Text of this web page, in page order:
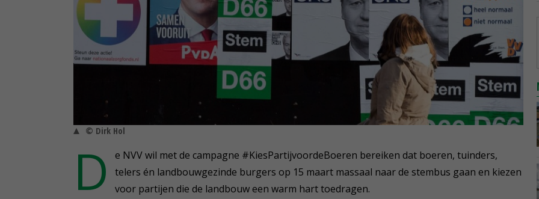
© Dirk Hol
D
e NVV wil met de campagne #KiesPartijvoordeBoeren bereiken dat boeren, tuinders,
telers én landbouwgezinde burgers op 15 maart massaal naar de stembus gaan en kiezen
voor partijen die de landbouw een warm hart toedragen.